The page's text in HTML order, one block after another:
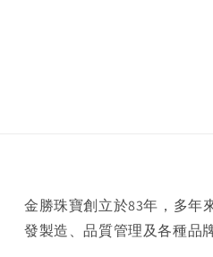
金勝珠寶創立於83年，多年
發製造、品質管理及各種品